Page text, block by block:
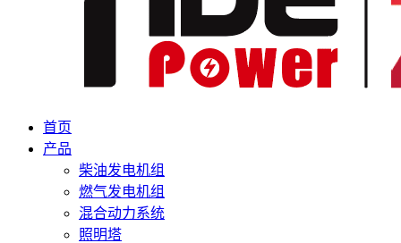
首页
产品
柴油发电机组
燃气发电机组
混合动力系统
照明塔